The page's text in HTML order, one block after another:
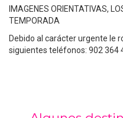
IMAGENES ORIENTATIVAS,
TEMPORADA
Debido al carácter urgente le
siguientes teléfonos: 902 364